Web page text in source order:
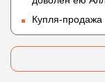
Купля-